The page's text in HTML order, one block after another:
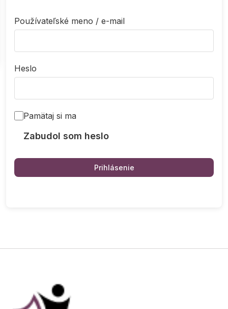
Používateľské meno / e-mail
Heslo
Pamätaj si ma
Zabudol som heslo
Prihlásenie